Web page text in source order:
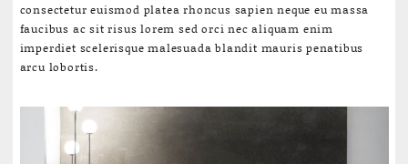
consectetur euismod platea rhoncus sapien neque eu massa
faucibus ac sit risus lorem sed orci nec aliquam enim
imperdiet scelerisque malesuada blandit mauris penatibus
arcu lobortis.